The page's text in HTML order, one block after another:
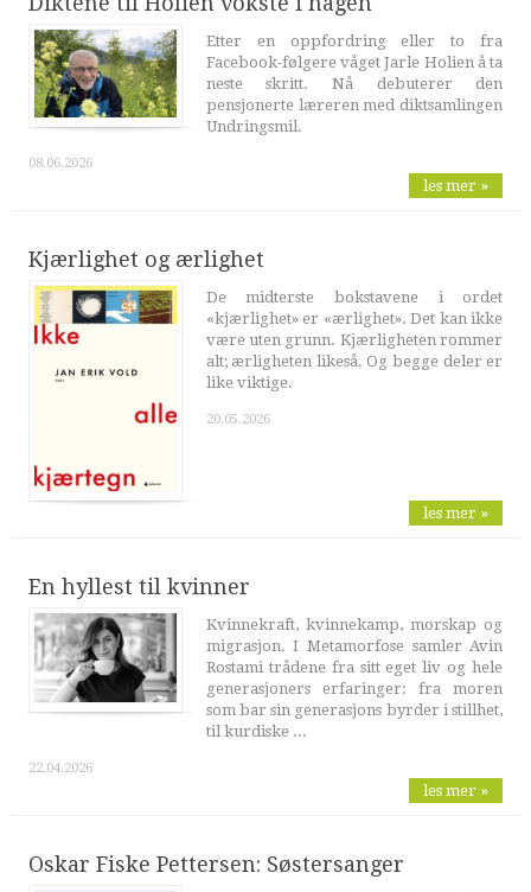
Etter en oppfordring eller to fra
Facebook-følgere våget Jarle Holien å ta
neste skritt. Nå debuterer den
pensjonerte læreren med diktsamlingen
Undringsmil.
08.06.2026
les mer »
Kjærlighet og ærlighet
De midterste bokstavene i ordet
«kjærlighet» er «ærlighet». Det kan ikke
være uten grunn. Kjærligheten rommer
alt; ærligheten likeså. Og begge deler er
like viktige.
20.05.2026
les mer »
En hyllest til kvinner
Kvinnekraft, kvinnekamp, morskap og
migrasjon. I Metamorfose samler Avin
Rostami trådene fra sitt eget liv og hele
generasjoners erfaringer: fra moren
som bar sin generasjons byrder i stillhet,
til kurdiske ...
22.04.2026
les mer »
Oskar Fiske Pettersen: Søstersanger